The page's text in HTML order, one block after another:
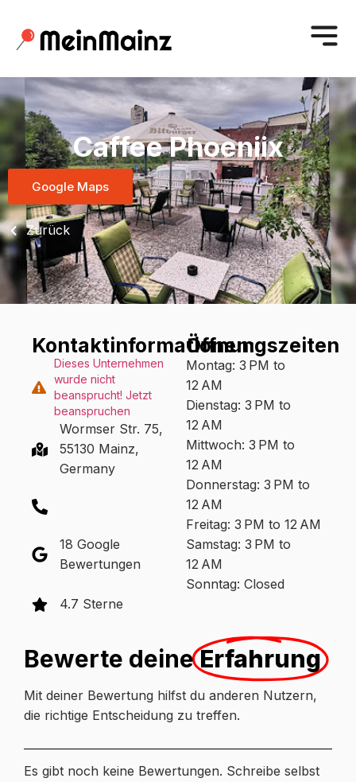
Caffee Phoeniix
Google Maps
Zurück
Kontaktinformationen:
Dieses Unternehmen
wurde nicht
beansprucht! Jetzt
beanspruchen
Wormser Str. 75,
55130 Mainz,
Germany
18 Google
Bewertungen
4.7 Sterne
Öffnungszeiten
Montag: 3 PM to
12 AM
Dienstag: 3 PM to
12 AM
Mittwoch: 3 PM to
12 AM
Donnerstag: 3 PM to
12 AM
Freitag: 3 PM to 12 AM
Samstag: 3 PM to
12 AM
Sonntag: Closed
Bewerte deineErfahrung
Mit deiner Bewertung hilfst du anderen Nutzern,
die richtige Entscheidung zu treffen.
Es gibt noch keine Bewertungen. Schreibe selbst